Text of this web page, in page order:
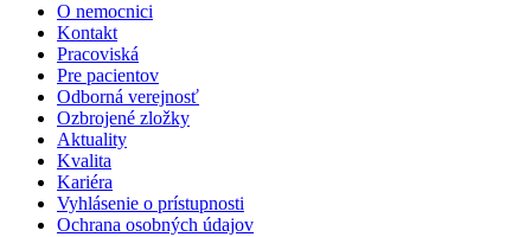
O nemocnici
Kontakt
Pracoviská
Pre pacientov
Odborná verejnosť
Ozbrojené zložky
Aktuality
Kvalita
Kariéra
Vyhlásenie o prístupnosti
Ochrana osobných údajov